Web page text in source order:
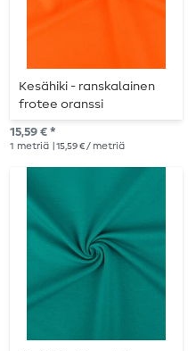
Kesähiki - ranskalainen
frotee oranssi
15,59 € *
1 metriä | 15,59 € / metriä